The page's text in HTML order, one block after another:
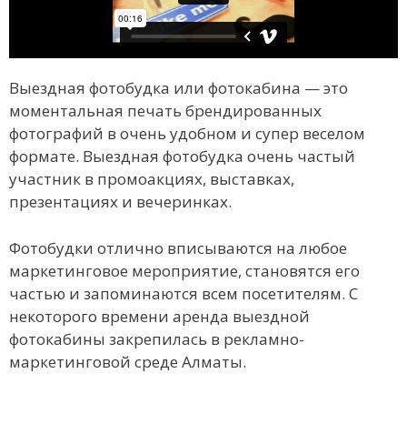
Выездная фотобудка или фотокабина — это
моментальная печать брендированных
фотографий в очень удобном и супер веселом
формате. Выездная фотобудка очень частый
участник в промоакциях, выставках,
презентациях и вечеринках.
Фотобудки отлично вписываются на любое
маркетинговое мероприятие, становятся его
частью и запоминаются всем посетителям. C
некоторого времени аренда выездной
фотокабины закрепилась в рекламно-
маркетинговой среде Алматы.